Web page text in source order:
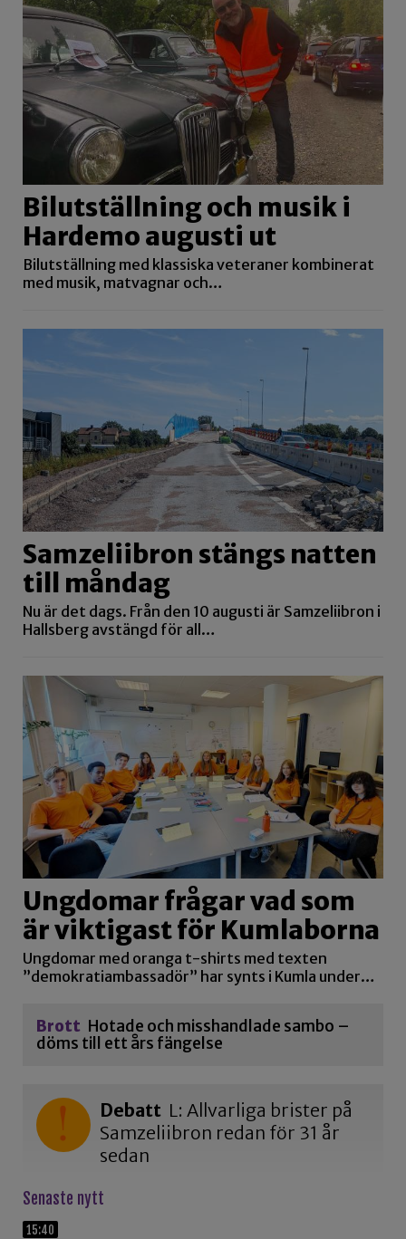
Bilutställning och musik i
Hardemo augusti ut
Bilutställning med klassiska veteraner kombinerat
med musik, matvagnar och…
Samzeliibron stängs natten
till måndag
Nu är det dags. Från den 10 augusti är Samzeliibron i
Hallsberg avstängd för all…
Ungdomar frågar vad som
är viktigast för Kumlaborna
Ungdomar med oranga t-shirts med texten
”demokratiambassadör” har synts i Kumla under…
Brott Hotade och misshandlade sambo –
döms till ett års fängelse
Debatt L: Allvarliga brister på
Samzeliibron redan för 31 år
sedan
Senaste nytt
15:40